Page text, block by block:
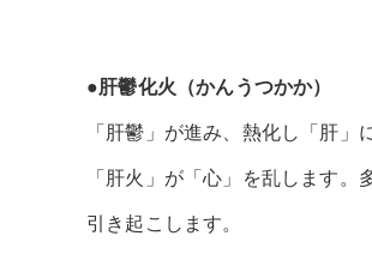
●肝鬱化火（かんうつかか）
「肝鬱」が進み、熱化し「肝」
「肝火」が「心」を乱します
引き起こします。